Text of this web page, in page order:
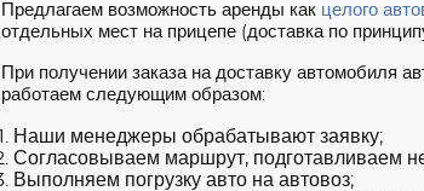
Предлагаем возможность аренды как целого
отдельных мест на прицепе (доставка по
При получении заказа на доставку автомобиля
работаем следующим образом:
Наши менеджеры обрабатывают заявку;
Согласовываем маршрут, подготавливаем
Выполняем погрузку авто на автовоз;